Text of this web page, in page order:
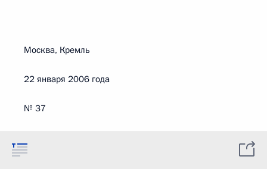
Москва, Кремль
22 января 2006 года
№ 37